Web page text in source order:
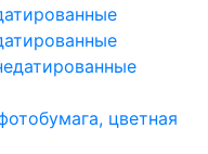
цветная